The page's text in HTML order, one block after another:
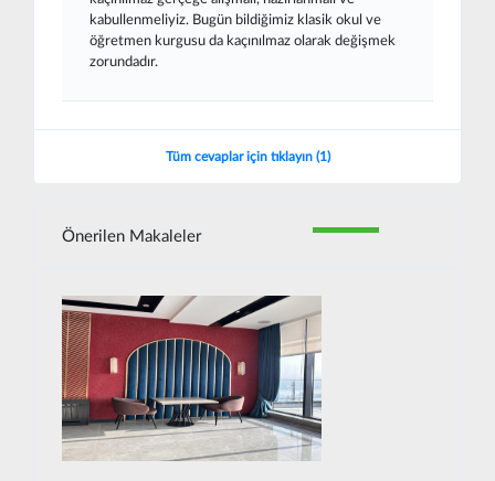
kabullenmeliyiz. Bugün bildiğimiz klasik okul ve
öğretmen kurgusu da kaçınılmaz olarak değişmek
zorundadır.
Tüm cevaplar için tıklayın (1)
Önerilen Makaleler